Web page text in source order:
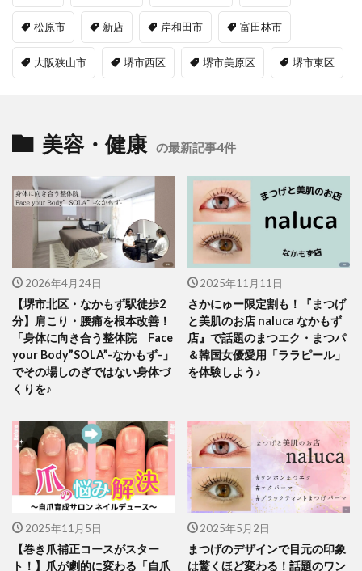
松原市 新店 岸和田市 富田林市
大阪狭山市 堺市西区 堺市美原区 堺市東区
美容・健康 の最新記事4件
2026年4月24日
【堺市北区・なかもず駅徒歩2
分】肩こり・腰痛を根本改善！
「身体に向き合う整体院 Face
your Body”SOLA”-なかもず-」
でその場しのぎではない身体づ
くりを♪
2025年11月11日
さかにゅー限定割も！『まつげ
と美肌のお店 naluca なかもず
店』で話題のまつエク・まつパ
＆韓国女優愛用「ララピール」
を体験しよう♪
2025年11月5日
【巻き爪補正コースがスター
ト！】爪が劇的に変わる「自爪
2025年5月2日
まつげのデザインで目元の印象
は驚くほど変わる！話題のワン